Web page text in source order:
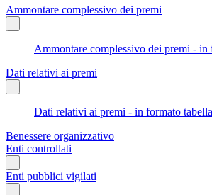
Ammontare complessivo dei premi
Ammontare complessivo dei premi - in
Dati relativi ai premi
Dati relativi ai premi - in formato
Benessere organizzativo
Enti controllati
Enti pubblici vigilati